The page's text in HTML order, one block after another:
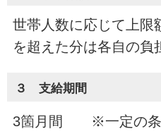
世帯人数に応じて上限
を超えた分は各自の負
３ 支給期間
3箇月間 ※一定の条